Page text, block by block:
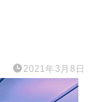
2021年3月8日